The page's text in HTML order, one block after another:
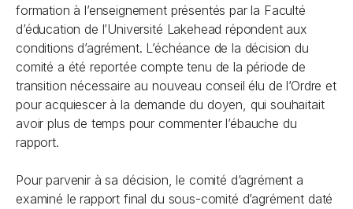
formation à l’enseignement présentés par la Faculté
d’éducation de l’Université Lakehead répondent aux
conditions d’agrément. L’échéance de la décision du
comité a été reportée compte tenu de la période de
transition nécessaire au nouveau conseil élu de l’Ordre et
pour acquiescer à la demande du doyen, qui souhaitait
avoir plus de temps pour commenter l’ébauche du
rapport.
Pour parvenir à sa décision, le comité d’agrément a
examiné le rapport final du sous-comité d’agrément daté